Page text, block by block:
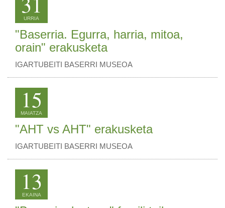
URRIA
"Baserria. Egurra, harria, mitoa,
orain" erakusketa
IGARTUBEITI BASERRI MUSEOA
15
MAIATZA
"AHT vs AHT" erakusketa
IGARTUBEITI BASERRI MUSEOA
13
EKAINA